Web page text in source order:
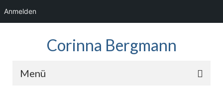
Anmelden
Corinna Bergmann
Menü